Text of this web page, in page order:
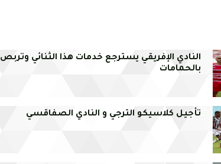
النادي الإفريقي يسترجع خدمات هذا الثنائي وتربص
بالحمامات
تأجيل كلاسيكو الترجي و النادي الصفاقسي